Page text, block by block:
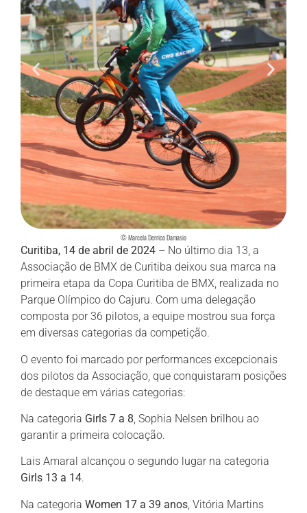
© Marcela Derrico Damasio
Curitiba, 14 de abril de 2024 – No último dia 13, a
Associação de BMX de Curitiba deixou sua marca na
primeira etapa da Copa Curitiba de BMX, realizada no
Parque Olímpico do Cajuru. Com uma delegação
composta por 36 pilotos, a equipe mostrou sua força
em diversas categorias da competição.
O evento foi marcado por performances excepcionais
dos pilotos da Associação, que conquistaram posições
de destaque em várias categorias:
Na categoria Girls 7 a 8, Sophia Nelsen brilhou ao
garantir a primeira colocação.
Lais Amaral alcançou o segundo lugar na categoria
Girls 13 a 14.
Na categoria Women 17 a 39 anos , Vitória Martins